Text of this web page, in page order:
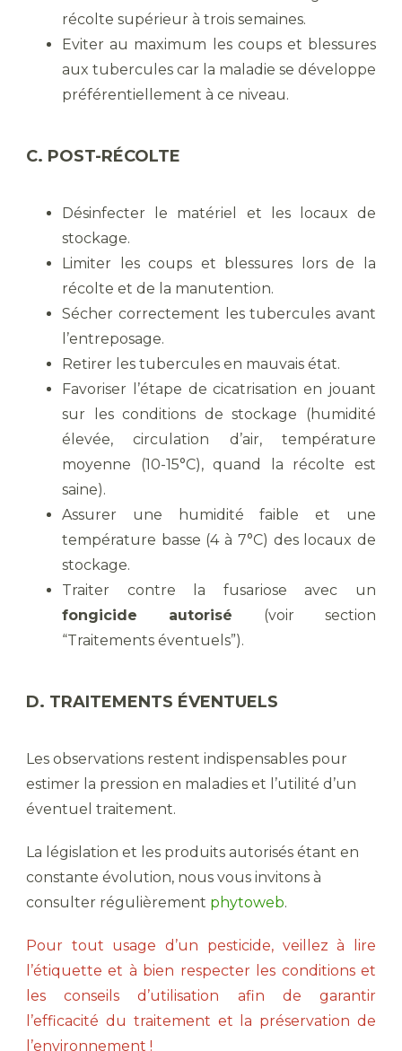
récolte supérieur à trois semaines.
Eviter au maximum les coups et blessures
aux tubercules car la maladie se développe
préférentiellement à ce niveau.
C. POST-RÉCOLTE
Désinfecter le matériel et les locaux de
stockage.
Limiter les coups et blessures lors de la
récolte et de la manutention.
Sécher correctement les tubercules avant
l’entreposage.
Retirer les tubercules en mauvais état.
Favoriser l’étape de cicatrisation en jouant
sur les conditions de stockage (humidité
élevée, circulation d’air, température
moyenne (10-15°C), quand la récolte est
saine).
Assurer une humidité faible et une
température basse (4 à 7°C) des locaux de
stockage.
Traiter contre la fusariose avec un
fongicide autorisé (voir section
“Traitements éventuels”).
D. TRAITEMENTS ÉVENTUELS
Les observations restent indispensables pour
estimer la pression en maladies et l’utilité d’un
éventuel traitement.
La législation et les produits autorisés étant en
constante évolution, nous vous invitons à
consulter régulièrement phytoweb.
Pour tout usage d’un pesticide, veillez à lire
l’étiquette et à bien respecter les conditions et
les conseils d’utilisation afin de garantir
l’efficacité du traitement et la préservation de
l’environnement !